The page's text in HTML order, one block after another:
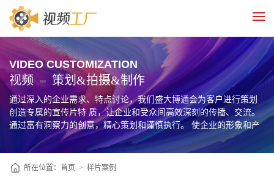
VIDEO CUSTOMIZATION
视频 策划&拍摄&制作
通过深入的企业需求、特点讨论，我们盛大博通会为客户进行策划
创造专属的宣传片特 质，让企业和受众间高效深刻的传播、交流。
通过富有洞察力的创意，精心策划和谨慎执行。 使企业的形象和产
品在大众视野里提高认知度，促使目标用户转化为企业忠诚的客
户。
所在位置： 首页 > 样片案例